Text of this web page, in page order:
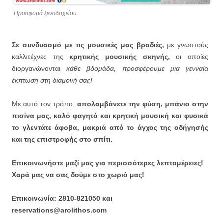
Προσφορά ξενοδοχείου
Σε συνδυασμό με τις μουσικές μας βραδιές, με γνωστούς
καλλιτέχνες της κρητικής μουσικής σκηνής, οι οποίες
διοργανώνονται κάθε βδομάδα, προσφέρουμε μια γενναία
έκπτωση στη διαμονή σας!
Με αυτό τον τρόπο, απολαμβάνετε την φύση, μπάνιο στην
πισίνα μας, καλό φαγητό και κρητική μουσική και φυσικά
το γλεντάτε άφοβα, μακριά από το άγχος της οδήγησής
και της επιστροφής στο σπίτι.
Επικοινωνήστε μαζί μας για περισσότερες λεπτομέρειες!
Χαρά μας να σας δούμε στο χωριό μας!
Επικοινωνία: 2810-821050 και
reservations@arolithos.com